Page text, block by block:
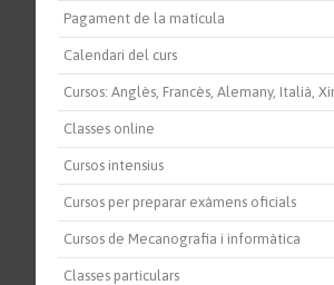
Pagament de la matícula
Calendari del curs
Cursos: Anglès, Francès, Alemany, Italià,
Classes online
Cursos intensius
Cursos per preparar exàmens oficials
Cursos de Mecanografia i informàtica
Classes particulars